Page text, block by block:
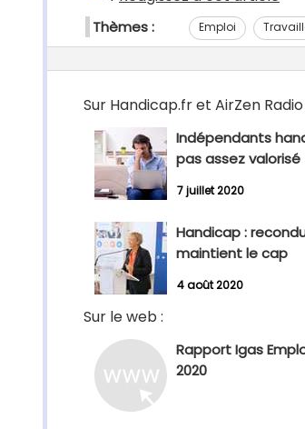
Thèmes : Emploi
Sur Handicap.fr et AirZen Radio
Indépendants
pas assez valorisé
7 juillet 2020
Handicap :
maintient le cap
4 août 2020
Sur le web :
Rapport Igas
2020